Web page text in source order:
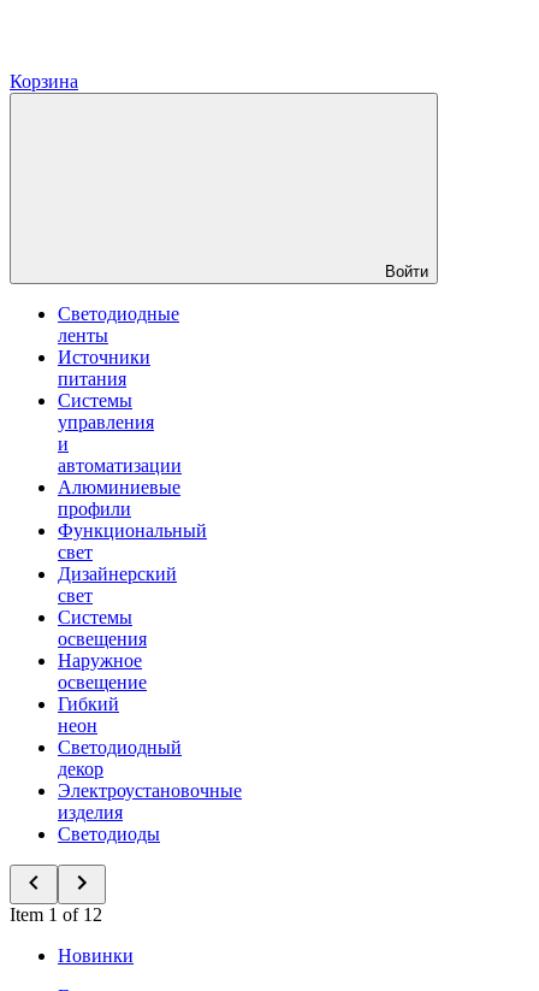
Корзина
Войти
Светодиодные
ленты
Источники
питания
Системы
управления
и
автоматизации
Алюминиевые
профили
Функциональный
свет
Дизайнерский
свет
Системы
освещения
Наружное
освещение
Гибкий
неон
Светодиодный
декор
Электроустановочные
изделия
Светодиоды
Item 1 of 12
Новинки